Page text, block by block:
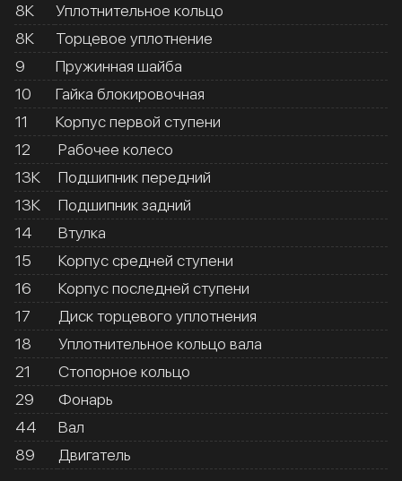
8К
Уплотнительное кольцо
8К
Торцевое уплотнение
9
Пружинная шайба
10
Гайка блокировочная
11
Корпус первой ступени
12
Рабочее колесо
13К
Подшипник передний
13К
Подшипник задний
14
Втулка
15
Корпус средней ступени
16
Корпус последней ступени
17
Диск торцевого уплотнения
18
Уплотнительное кольцо вала
21
Стопорное кольцо
29
Фонарь
44
Вал
89
Двигатель